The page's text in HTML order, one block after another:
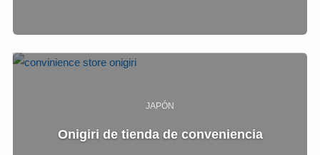
JAPÓN
Onigiri de tienda de conveniencia